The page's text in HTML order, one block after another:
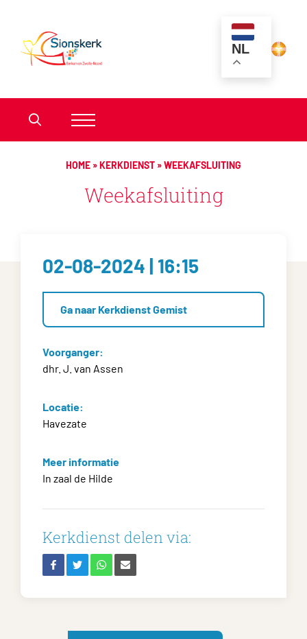
NL
HOME »KERKDIENST »WEEKAFSLUITING
Weekafsluiting
02-08-2024 | 16:15
Ga naar Kerkdienst Gemist
Voorganger:
dhr. J. van Assen
Locatie:
Havezate
Meer informatie
In zaal de Hilde
Kerkdienst delen via: